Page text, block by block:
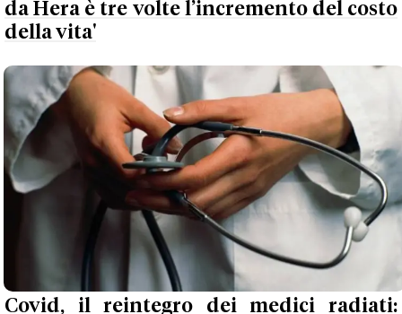
da Hera è tre volte l’incremento del costo
della vita'
Covid, il reintegro dei medici radiati: